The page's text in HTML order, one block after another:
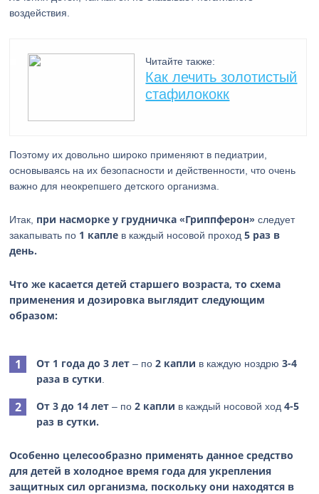
воздействия.
Читайте также:
Как лечить золотистый
стафилококк
Поэтому их довольно широко применяют в педиатрии,
основываясь на их безопасности и действенности, что очень
важно для неокрепшего детского организма.
Итак, при насморке у грудничка «Гриппферон» следует
закапывать по 1 капле в каждый носовой проход5 раз в
день.
Что же касается детей старшего возраста, то схема
применения и дозировка выглядит следующим
образом:
От 1 года до 3 лет – по2 капли в каждую ноздрю3-4
раза в сутки
От 3 до 14 лет – по2 капли в каждый носовой ход4-5
раз в сутки.
Особенно целесообразно применять данное средство
для детей в холодное время года для укрепления
защитных сил организма, поскольку они находятся в